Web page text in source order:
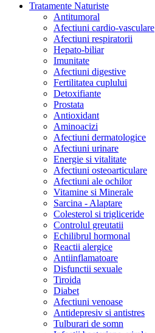
Tratamente Naturiste
Antitumoral
Afectiuni cardio-vasculare
Afectiuni respiratorii
Hepato-biliar
Imunitate
Afectiuni digestive
Fertilitatea cuplului
Detoxifiante
Prostata
Antioxidant
Aminoacizi
Afectiuni dermatologice
Afectiuni urinare
Energie si vitalitate
Afectiuni osteoarticulare
Afectiuni ale ochilor
Vitamine si Minerale
Sarcina - Alaptare
Colesterol si trigliceride
Controlul greutatii
Echilibrul hormonal
Reactii alergice
Antiinflamatoare
Disfunctii sexuale
Tiroida
Diabet
Afectiuni venoase
Antidepresiv si antistres
Tulburari de somn